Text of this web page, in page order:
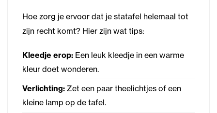
Hoe zorg je ervoor dat je statafel helemaal tot
zijn recht komt? Hier zijn wat tips:
Kleedje erop: Een leuk kleedje in een warme
kleur doet wonderen.
Verlichting: Zet een paar theelichtjes of een
kleine lamp op de tafel.